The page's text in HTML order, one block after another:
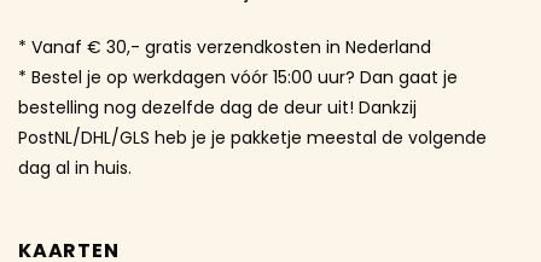
* Vanaf € 30,- gratis verzendkosten in Nederland
* Bestel je op werkdagen vóór 15:00 uur? Dan gaat je
bestelling nog dezelfde dag de deur uit! Dankzij
PostNL/DHL/GLS heb je je pakketje meestal de volgende
dag al in huis.
KAARTEN